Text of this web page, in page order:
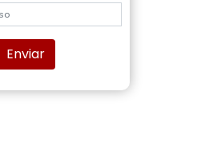
Enviar